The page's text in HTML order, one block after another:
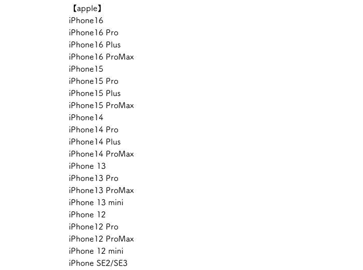
【apple】
iPhone16
iPhone16 Pro
iPhone16 Plus
iPhone16 ProMax
iPhone15
iPhone15 Pro
iPhone15 Plus
iPhone15 ProMax
iPhone14
iPhone14 Pro
iPhone14 Plus
iPhone14 ProMax
iPhone 13
iPhone13 Pro
iPhone13 ProMax
iPhone 13 mini
iPhone 12
iPhone12 Pro
iPhone12 ProMax
iPhone 12 mini
iPhone SE2/SE3